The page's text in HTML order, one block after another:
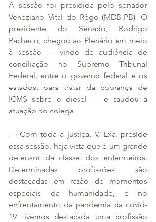
A sessão foi presidida pelo senador
Veneziano Vital do Rêgo (MDB-PB). O
presidente do Senado, Rodrigo
Pacheco, chegou ao Plenário em meio
à sessão — vindo de audiência de
conciliação no Supremo Tribunal
Federal, entre o governo federal e os
estados, para tratar da cobrança de
ICMS sobre o diesel — e saudou a
atuação do colega.
— Com toda a justiça, V. Exa. preside
essa sessão, haja vista que é um grande
defensor da classe dos enfermeiros.
Determinadas profissões são
destacadas em razão de momentos
especiais da humanidade, e no
enfrentamento da pandemia da covid-
19 tivemos destacada uma profissão